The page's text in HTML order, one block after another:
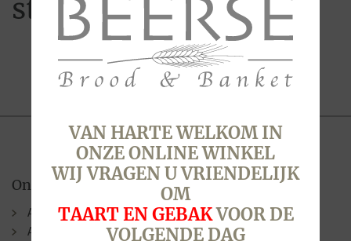
strooigoed
Onze winkels
Alkmaar (Berenkoog)
Alkmaar (Stationsweg)
VAN HARTE WELKOM IN
ONZE ONLINE WINKEL
WIJ VRAGEN U VRIENDELIJK
OM
TAART EN GEBAKVOOR DE
VOLGENDE DAG